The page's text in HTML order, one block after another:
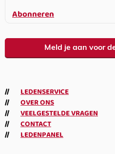
Abonneren
Meld je aan voor
LEDENSERVICE
OVER ONS
VEELGESTELDE VRAGEN
CONTACT
LEDENPANEL